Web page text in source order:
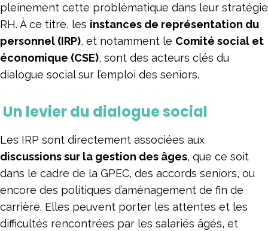
pleinement cette problématique dans leur stratégie
RH. À ce titre, les instances de représentation du
personnel (IRP), et notamment le Comité social et
économique (CSE), sont des acteurs clés du
dialogue social sur l’emploi des seniors.
Un levier du dialogue social
Les IRP sont directement associées aux
discussions sur la gestion des âges, que ce soit
dans le cadre de la GPEC, des accords seniors, ou
encore des politiques d’aménagement de fin de
carrière. Elles peuvent porter les attentes et les
difficultés rencontrées par les salariés âgés, et